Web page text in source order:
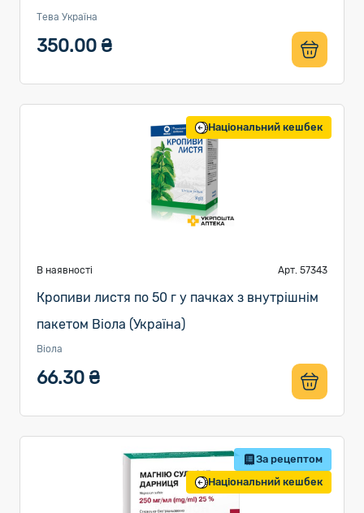
Тева Україна
350.00 ₴
Національний кешбек
В наявності Арт. 57343
Кропиви листя по 50 г у пачках з внутрішнім
пакетом Віола (Україна)
Віола
66.30 ₴
За рецептом
Національний кешбек